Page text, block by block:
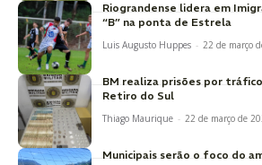
Riograndense lidera em
“B” na ponta de Estrela
Luis Augusto Huppes - 22 de março
BM realiza prisões por
Retiro do Sul
Thiago Maurique - 22 de março de
Municipais serão o foco do